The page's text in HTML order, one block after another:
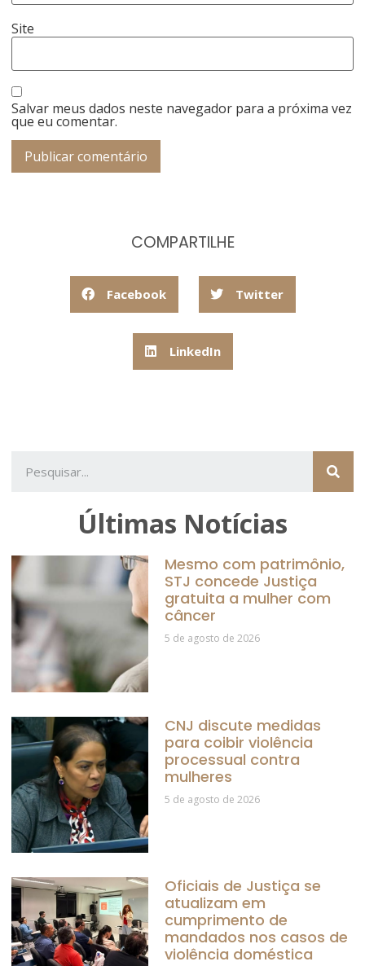
Site
Salvar meus dados neste navegador para a próxima vez
que eu comentar.
COMPARTILHE
Facebook Twitter
LinkedIn
Últimas Notícias
Mesmo com patrimônio,
STJ concede Justiça
gratuita a mulher com
câncer
5 de agosto de 2026
CNJ discute medidas
para coibir violência
processual contra
mulheres
5 de agosto de 2026
Oficiais de Justiça se
atualizam em
cumprimento de
mandados nos casos de
violência doméstica